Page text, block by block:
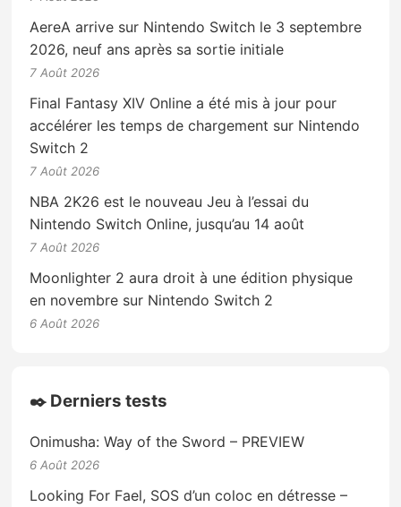
AereA arrive sur Nintendo Switch le 3 septembre
2026, neuf ans après sa sortie initiale
7 Août 2026
Final Fantasy XIV Online a été mis à jour pour
accélérer les temps de chargement sur Nintendo
Switch 2
7 Août 2026
NBA 2K26 est le nouveau Jeu à l’essai du
Nintendo Switch Online, jusqu’au 14 août
7 Août 2026
Moonlighter 2 aura droit à une édition physique
en novembre sur Nintendo Switch 2
6 Août 2026
✒️ Derniers tests
Onimusha: Way of the Sword – PREVIEW
6 Août 2026
Looking For Fael, SOS d’un coloc en détresse –